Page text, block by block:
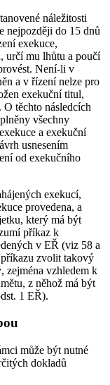
náležitosti
nejpozději do 15 dnů
exekuce,
určí mu lhůtu a poučí
Není-li v
a v řízení nelze pro
exekuční titul,
těchto následcích
všechny
a exekuční
usnesením
od exekučního
exekucí,
provedena, a
který má být
příkaz k
v EŘ (viz 58 a
zvolit takový
zejména vzhledem k
z něhož má být
1 EŘ).
může být nutné
dokladů